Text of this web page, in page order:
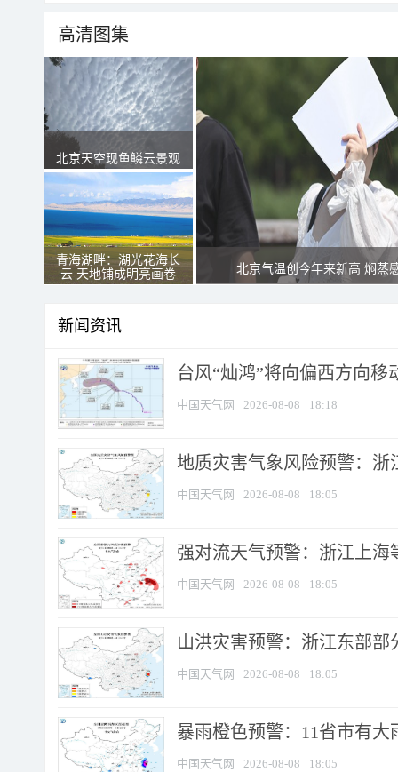
高清图集
北京天空现鱼鳞云景观
青海湖畔：湖光花海长
云 天地铺成明亮画卷
北京气温创今年来新高 焖蒸
新闻资讯
台风“灿鸿”将向偏西方向移
中国天气网 2026-08-08 18:18
地质灾害气象风险预警：
中国天气网 2026-08-08 18:05
强对流天气预警：浙江上海
中国天气网 2026-08-08 18:05
山洪灾害预警：浙江东部
中国天气网 2026-08-08 18:05
暴雨橙色预警：11省市有
中国天气网 2026-08-08 18:05